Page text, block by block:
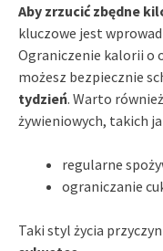
Aby zrzucić zbędne
kluczowe jest
Ograniczenie kalorii o
możesz bezpiecznie
tydzień. Warto
żywieniowych, takich
regularne
ograniczanie
Taki styl życia